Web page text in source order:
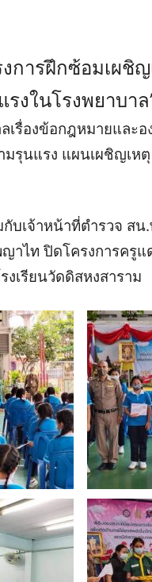
งการฝึกซ้อมเผชิ
งในโรงพยาบาล
เรื่องข้อกฎหมายและ
มรุนแรง แผนเผชิญเห
บเจ้าหน้าที่ตำรวจ ส
ไท ปิดโครงการครูแ
เรียนวัดดิสหงสาราม